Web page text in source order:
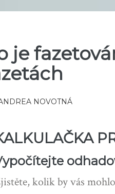
je
NOVOTNÁ
kolik by vás